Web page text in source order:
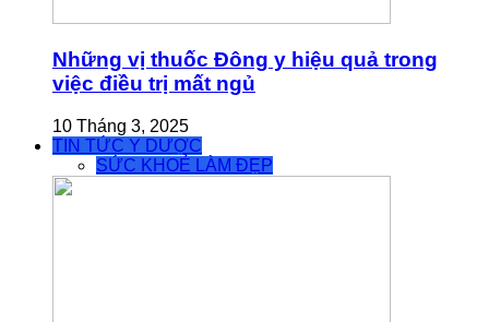
Những vị thuốc Đông y hiệu quả trong
việc điều trị mất ngủ
10 Tháng 3, 2025
TIN TỨC Y DƯỢC
SỨC KHOẺ LÀM ĐẸP